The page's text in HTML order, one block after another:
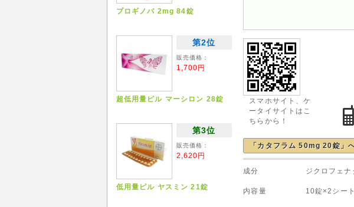
スマホサイト、ケ
ータイサイトはこ
ちらから！
「カタフラム 50mg 20錠」
成分 ジクロフェナクカ
内容量 10錠×2シート
プロギノバ 2mg 84錠
第2位
販売価格：
1,700円
超低用量ピル マーシロン 28錠
第3位
販売価格：
2,620円
低用量ピル ヤスミン 21錠